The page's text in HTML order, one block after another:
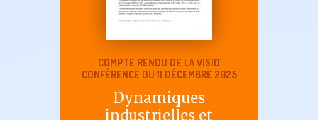
COMPTE RENDU DE LA VISIO
CONFÉRENCE DU 11 DÉCEMBRE 2025
Dynamiques
industrielles et